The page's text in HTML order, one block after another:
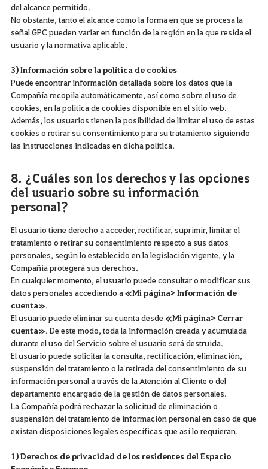
del alcance permitido.
No obstante, tanto el alcance como la forma en que se procesa la
señal GPC pueden variar en función de la región en la que resida el
usuario y la normativa aplicable.
3) Información sobre la política de cookies
Puede encontrar información detallada sobre los datos que la
Compañía recopila automáticamente, así como sobre el uso de
cookies, en la política de cookies disponible en el sitio web.
Además, los usuarios tienen la posibilidad de limitar el uso de estas
cookies o retirar su consentimiento para su tratamiento siguiendo
las instrucciones indicadas en dicha política.
8. ¿Cuáles son los derechos y las opciones
del usuario sobre su información
personal?
El usuario tiene derecho a acceder, rectificar, suprimir, limitar el
tratamiento o retirar su consentimiento respecto a sus datos
personales, según lo establecido en la legislación vigente, y la
Compañía protegerá sus derechos.
En cualquier momento, el usuario puede consultar o modificar sus
datos personales accediendo a«Mi página> Información de
cuenta».
El usuario puede eliminar su cuenta desde «Mi página> Cerrar
cuenta». De este modo, toda la información creada y acumulada
durante el uso del Servicio sobre el usuario será destruida.
El usuario puede solicitar la consulta, rectificación, eliminación,
suspensión del tratamiento o la retirada del consentimiento de su
información personal a través de la Atención al Cliente o del
departamento encargado de la gestión de datos personales.
La Compañía podrá rechazar la solicitud de eliminación o
suspensión del tratamiento de información personal en caso de que
existan disposiciones legales específicas que así lo requieran.
1) Derechos de privacidad de los residentes del Espacio